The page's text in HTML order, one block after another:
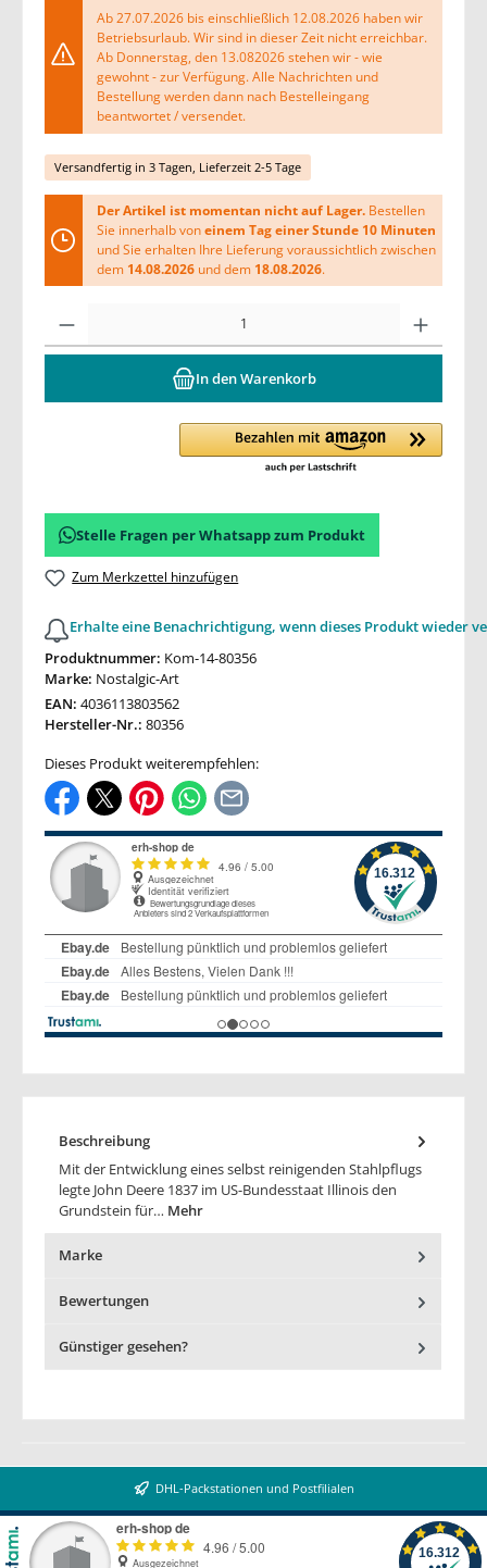
Ab 27.07.2026 bis einschließlich 12.08.2026 haben wir
Betriebsurlaub. Wir sind in dieser Zeit nicht erreichbar.
Ab Donnerstag, den 13.082026 stehen wir - wie
gewohnt - zur Verfügung. Alle Nachrichten und
Bestellung werden dann nach Bestelleingang
beantwortet / versendet.
Versandfertig in 3 Tagen, Lieferzeit 2-5 Tage
Der Artikel ist momentan nicht auf Lager.Bestellen
Sie innerhalb voneinem Tag einer Stunde 10 Minuten
und Sie erhalten Ihre Lieferung voraussichtlich zwischen
dem 14.08.2026und dem 18.08.2026.
In den Warenkorb
Stelle Fragen per Whatsapp zum Produkt
Zum Merkzettel hinzufügen
Erhalte eine Benachrichtigung, wenn dieses Produkt wieder
Produktnummer: Kom-14-80356
Marke: Nostalgic-Art
EAN: 4036113803562
Hersteller-Nr.: 80356
Dieses Produkt weiterempfehlen:
Beschreibung
Mit der Entwicklung eines selbst reinigenden Stahlpflugs
legte John Deere 1837 im US-Bundesstaat Illinois den
Grundstein für… Mehr
Marke
Bewertungen
Günstiger gesehen?
DHL-Packstationen und Postfilialen